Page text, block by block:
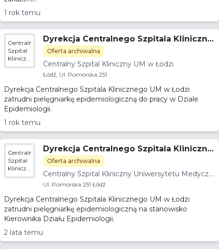
1 rok temu
Centralny
Szpital
Kliniczny
UM w
Dyrekcja Centralnego Szpitala Kliniczne
go UM w Łodzi zatrudni pielegniarkę/pie
lęgniarza
Oferta archiwalna
Centralny Szpital Kliniczny UM w Łodzi
Łódź, Ul. Pomorska 251
Dyrekcja Centralnego Szpitala Klinicznego UM w Łodzi
zatrudni pielęgniarkę epidemiologiczną do pracy w Dziale
Epidemiologii.
1 rok temu
Centralny
Szpital
Kliniczny
Uniwersytetu
Dyrekcja Centralnego Szpitala Kliniczne
go UM w łodzi zatrudni kierownika Dział
u Epidemiologii
Oferta archiwalna
Centralny Szpital Kliniczny Uniwersytetu Medyczn
ego w Łodzi
Ul. Pomorska 251 Łódź
Dyrekcja Centralnego Szpitala Klinicznego UM w Łodzi
zatrudni pielęgniarkę epidemiologiczną na stanowisko
Kierownika Działu Epidemiologii.
2 lata temu